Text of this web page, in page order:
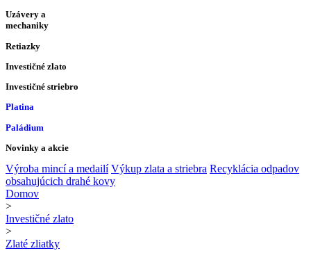
Uzávery a
mechaniky
Retiazky
Investičné zlato
Investičné striebro
Platina
Paládium
Novinky a akcie
Výroba mincí a medailí Výkup zlata a striebra Recyklácia odpadov
obsahujúcich drahé kovy
Domov
>
Investičné zlato
>
Zlaté zliatky